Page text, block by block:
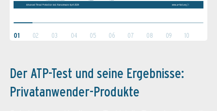
01 02 03 04 05 06 07 08 09 10
Der ATP-Test und seine Ergebnisse:
Privatanwender-Produkte